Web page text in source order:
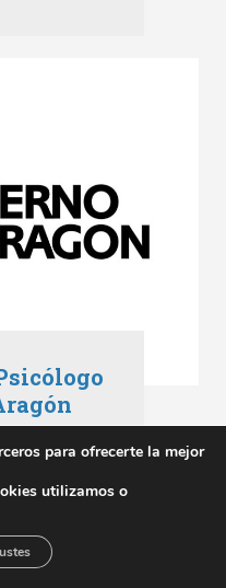
de Aragónpara ofrecerte la mejor
utilizamos o